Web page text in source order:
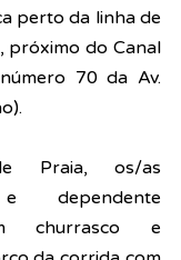
perto da linha de
próximo do Canal
70 da Av.
Praia, os/as
e dependente
churrasco e